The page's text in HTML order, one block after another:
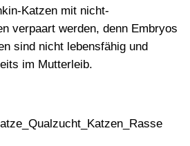
Katzen mit nicht-
verpaart werden, denn Embryos
sind nicht lebensfähig und
im Mutterleib.